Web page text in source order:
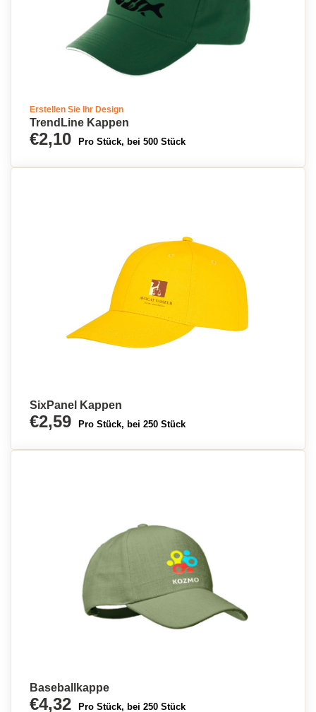
Erstellen Sie Ihr Design
TrendLine Kappen
€2,10 Pro Stück, bei 500 Stück
SixPanel Kappen
€2,59 Pro Stück, bei 250 Stück
Baseballkappe
€4,32 Pro Stück, bei 250 Stück